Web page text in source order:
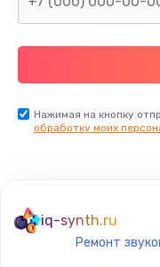
Нажимая на кнопку
обработку моих
iq-synth.ru
Ремонт